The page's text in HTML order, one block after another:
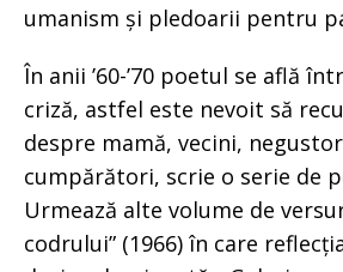
umanism și pledoarii pentru
În anii ’60-’70 poetul se află
criză, astfel este nevoit să
despre mamă, vecini,
cumpărători, scrie o serie de
Urmează alte volume de
codrului” (1966) în care